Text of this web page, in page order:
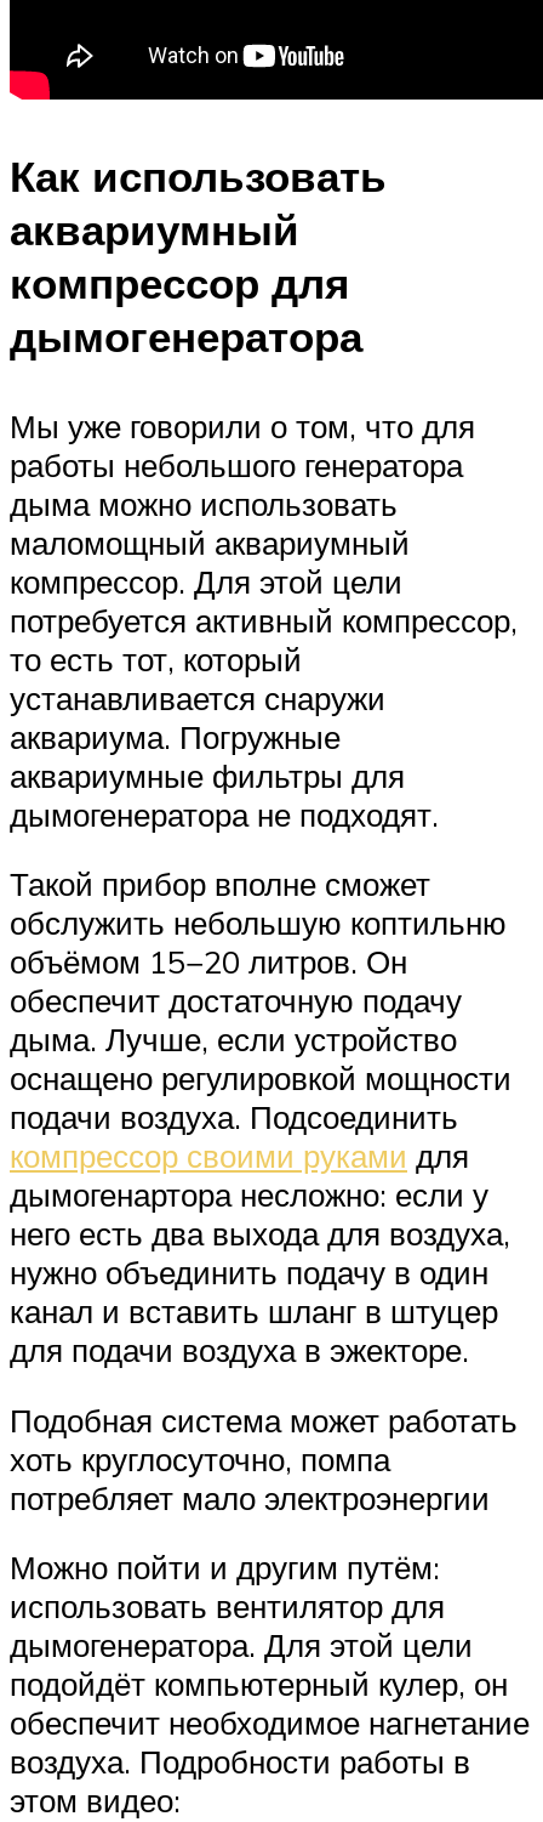
Как использовать
аквариумный
компрессор для
дымогенератора
Мы уже говорили о том, что для
работы небольшого генератора
дыма можно использовать
маломощный аквариумный
компрессор. Для этой цели
потребуется активный компрессор,
то есть тот, который
устанавливается снаружи
аквариума. Погружные
аквариумные фильтры для
дымогенератора не подходят.
Такой прибор вполне сможет
обслужить небольшую коптильню
объёмом 15−20 литров. Он
обеспечит достаточную подачу
дыма. Лучше, если устройство
оснащено регулировкой мощности
подачи воздуха. Подсоединить
компрессор своими руками для
дымогенартора несложно: если у
него есть два выхода для воздуха,
нужно объединить подачу в один
канал и вставить шланг в штуцер
для подачи воздуха в эжекторе.
Подобная система может работать
хоть круглосуточно, помпа
потребляет мало электроэнергии
Можно пойти и другим путём:
использовать вентилятор для
дымогенератора. Для этой цели
подойдёт компьютерный кулер, он
обеспечит необходимое нагнетание
воздуха. Подробности работы в
этом видео: